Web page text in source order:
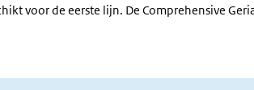
voor de eerste lijn. De Comprehensive